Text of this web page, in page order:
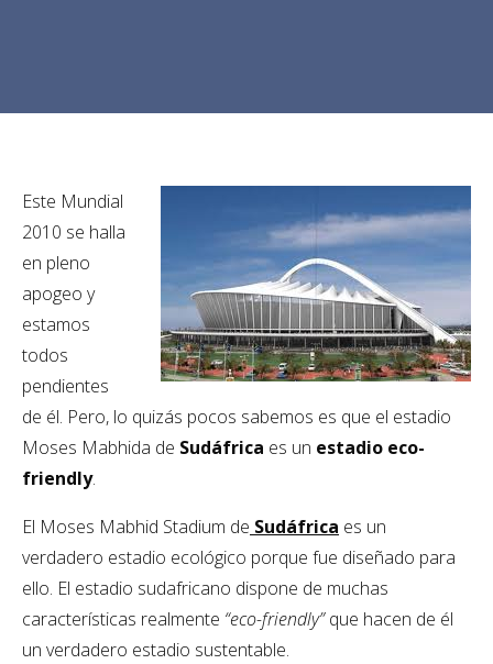
Este Mundial
2010 se halla
en pleno
apogeo y
estamos
todos
pendientes
de él. Pero, lo quizás pocos sabemos es que el estadio
Moses Mabhida de Sudáfrica es un estadio eco-
friendly.
El Moses Mabhid Stadium de Sudáfrica es un
verdadero estadio ecológico porque fue diseñado para
ello. El estadio sudafricano dispone de muchas
características realmente “eco-friendly”que hacen de él
un verdadero estadio sustentable.